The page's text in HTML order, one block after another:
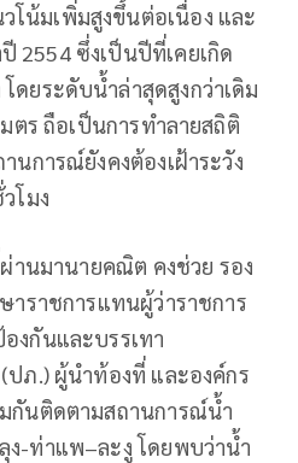
น้มเพิ่มสูงขึ้นต่อเนื่อง และ
2554 ซึ่งเป็นปีที่เคยเกิด
ดยระดับน้ำล่าสุดสูงกว่าเดิม
ตร ถือเป็นการทำลายสถิติ
นการณ์ยังคงต้องเฝ้าระวัง
โมง
านมานายคณิต คงช่วย รอง
าราชการแทนผู้ว่าราชการ
งกันและบรรเทา
ภ.) ผู้นำท้องที่ และองค์กร
กันติดตามสถานการณ์น้ำ
-ท่าแพ–ละงู โดยพบว่าน้ำ